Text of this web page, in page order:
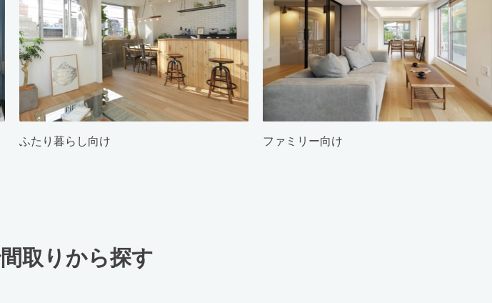
ふたり暮らし向け ファミリー向け
取りから探す